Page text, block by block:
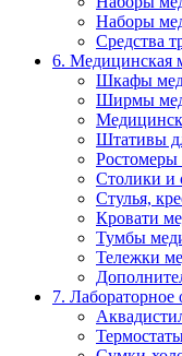
Наборы
Средства
6. Медицинская
Шкафы
Ширмы
Штативы
Столики и
Стулья,
Кровати
Тумбы
Тележки
7. Лабораторное